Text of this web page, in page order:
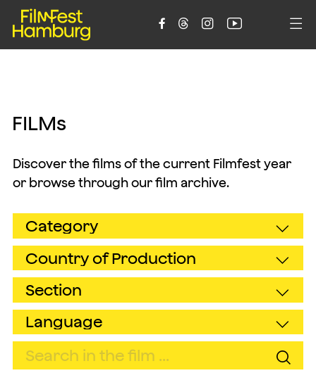
    
FILMs
Discover the films of the current Filmfest year
or browse through our film archive.